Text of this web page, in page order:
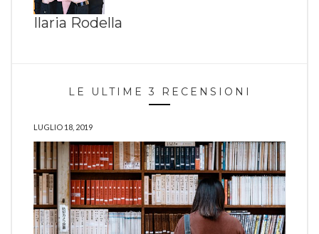
Ilaria Rodella
LE ULTIME 3 RECENSIONI
LUGLIO 18, 2019